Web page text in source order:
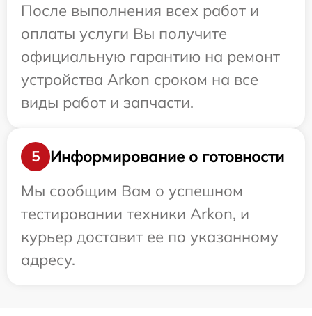
После выполнения всех работ и
оплаты услуги Вы получите
официальную гарантию на ремонт
устройства Arkon сроком на все
виды работ и запчасти.
5
Информирование о готовности
Мы сообщим Вам о успешном
тестировании техники Arkon, и
курьер доставит ее по указанному
адресу.